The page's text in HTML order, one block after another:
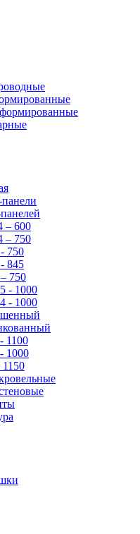
– 600
– 750
750
845
750
- 1000
- 1000
1100
1000